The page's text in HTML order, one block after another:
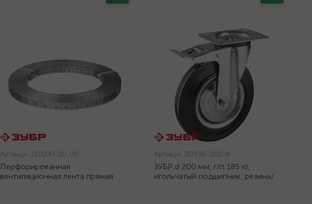
Артикул: 310247-20-05
Перфорированная
вентиляционная лента прямая
Артикул: 30936-200-B
ЗУБР d 200 мм, г/п 185 кг,
игольчатый подшипник, резина/